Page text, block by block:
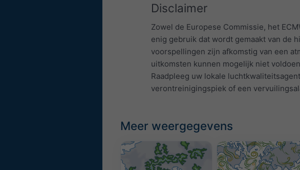
Disclaimer
Zowel de Europese Commissie, het
enig gebruik dat wordt gemaakt van de
voorspellingen zijn afkomstig van een
uitkomsten kunnen mogelijk niet
Raadpleeg uw lokale
verontreinigingspiek of een
Meer weergegevens